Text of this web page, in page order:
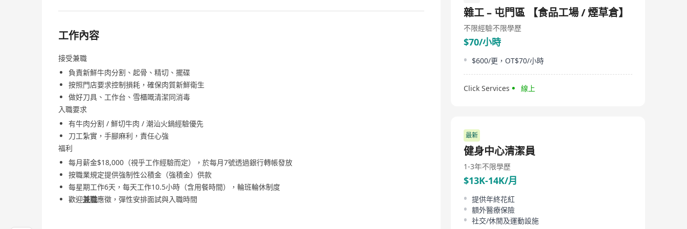
工作內容
接受兼職
負責新鮮牛肉分割、起骨、精切、擺碟
按照門店要求控制損耗，確保肉質新鮮衛生
做好刀具、工作台、雪櫃嘅清潔同消毒
入職要求
有牛肉分割 / 鮮切牛肉 / 潮汕火鍋經驗優先
刀工紮實，手腳麻利，責任心強
福利
每月薪金$18,000（視乎工作經驗而定），於每月7號透過銀行轉帳發放
按職業規定提供強制性公積金（強積金）供款
每星期工作6天，每天工作10.5小時（含用餐時間），輪班輪休制度
歡迎兼職應徵，彈性安排面試與入職時間
雜工 – 屯門區 【食品工場 / 煙草倉】
不限經驗不限學歷
$70/小時
$600/更，OT$70/小時
Click Services 線上
最新
健身中心清潔員
1-3年不限學歷
$13K-14K/月
提供年終花紅
額外醫療保險
社交/休閒及運動設施